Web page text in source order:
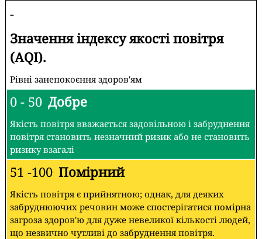
-
Значення індексу якості повітря
(AQI).
Рівні занепокоєння здоров'ям
0 - 50 Добре
Якість повітря вважається задовільною і забруднення
повітря становить незначний ризик або не становить
ризику взагалі
51 -100 Помірний
Якість повітря є прийнятною; однак, для деяких
забруднюючих речовин може спостерігатися помірна
загроза здоров'ю для дуже невеликої кількості людей,
що незвично чутливі до забруднення повітря.